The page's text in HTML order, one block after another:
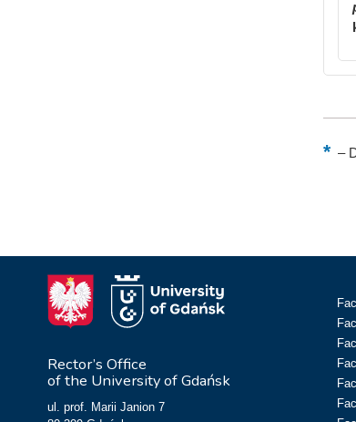
–
Rector’s Office
of the University of Gdańsk
ul. prof. Marii Janion 7